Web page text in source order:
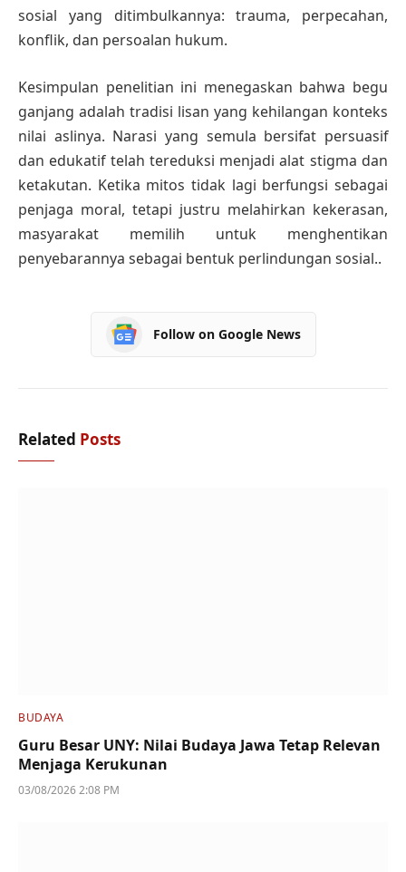
sosial yang ditimbulkannya: trauma, perpecahan,
konflik, dan persoalan hukum.
Kesimpulan penelitian ini menegaskan bahwa begu
ganjang adalah tradisi lisan yang kehilangan konteks
nilai aslinya. Narasi yang semula bersifat persuasif
dan edukatif telah tereduksi menjadi alat stigma dan
ketakutan. Ketika mitos tidak lagi berfungsi sebagai
penjaga moral, tetapi justru melahirkan kekerasan,
masyarakat memilih untuk menghentikan
penyebarannya sebagai bentuk perlindungan sosial..
Follow on Google News
Related Posts
BUDAYA
Guru Besar UNY: Nilai Budaya Jawa Tetap Relevan
Menjaga Kerukunan
03/08/2026 2:08 PM